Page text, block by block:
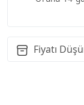
Fiyatı